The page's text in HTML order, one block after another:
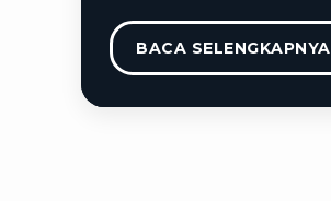
BACA SELENGKAPNYA